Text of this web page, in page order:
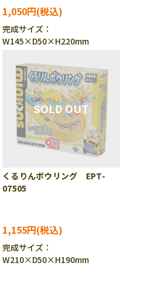
1,050円
完成サイズ：
W145×D50×H220mm
くるりんボウリング EPT-
07505
1,155円
完成サイズ：
W210×D50×H190mm